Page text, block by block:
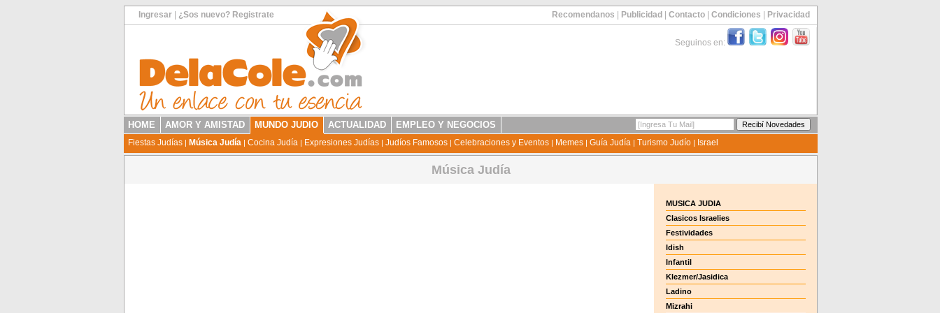
Ingresar ¿Sos nuevo? Registrate Recomendanos Publicidad Contacto Condiciones Privacidad
Seguinos en:
HOME AMOR Y AMISTAD MUNDO JUDIO ACTUALIDAD EMPLEO Y NEGOCIOS
Fiestas Judías | Música Judía | Cocina Judía | Expresiones Judías | Judíos Famosos | Celebraciones y Eventos | Memes | Guía Judía | Turismo Judío | Israel
Música Judía
MUSICA JUDIA
Clasicos Israelies
Festividades
Idish
Infantil
Klezmer/Jasidica
Ladino
Mizrahi